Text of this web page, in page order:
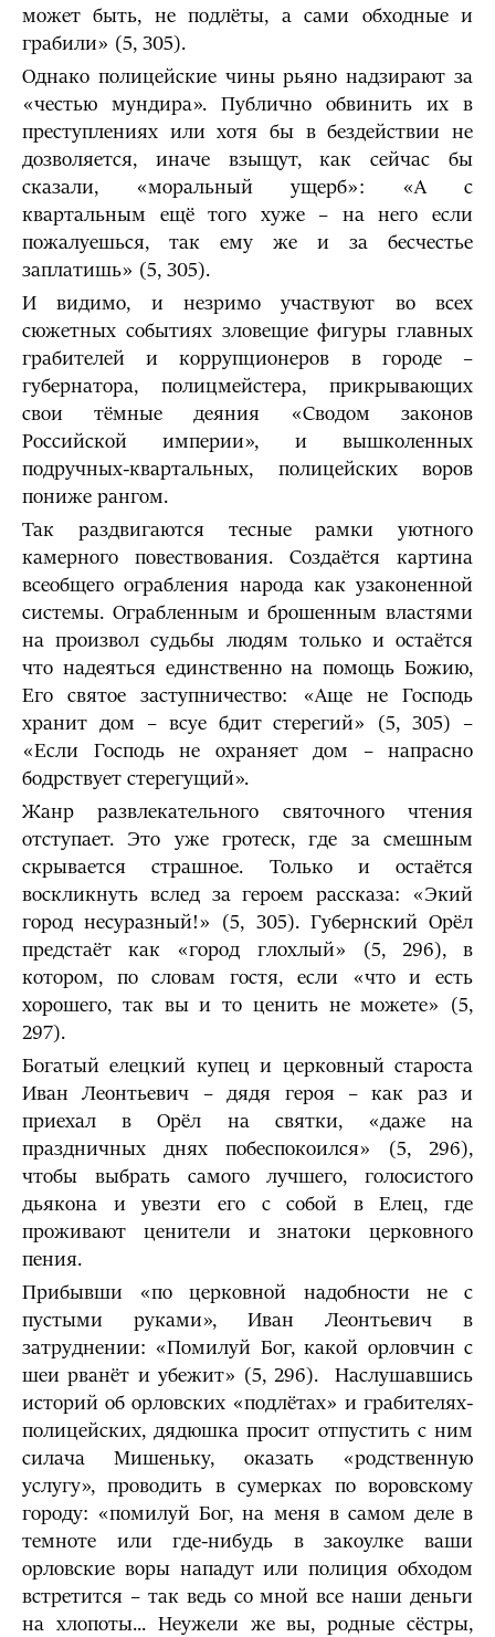
может быть, не подлёты, а сами обходные и
грабили» (5, 305).
Однако полицейские чины рьяно надзирают за
«честью мундира». Публично обвинить их в
преступлениях или хотя бы в бездействии не
дозволяется, иначе взыщут, как сейчас бы
сказали, «моральный ущерб»: «А с
квартальным ещё того хуже – на него если
пожалуешься, так ему же и за бесчестье
заплатишь» (5, 305).
И видимо, и незримо участвуют во всех
сюжетных событиях зловещие фигуры главных
грабителей и коррупционеров в городе –
губернатора, полицмейстера, прикрывающих
свои тёмные деяния «Сводом законов
Российской империи», и вышколенных
подручных-квартальных, полицейских воров
пониже рангом.
Так раздвигаются тесные рамки уютного
камерного повествования. Создаётся картина
всеобщего ограбления народа как узаконенной
системы. Ограбленным и брошенным властями
на произвол судьбы людям только и остаётся
что надеяться единственно на помощь Божию,
Его святое заступничество: «Аще не Господь
хранит дом – всуе бдит стерегий» (5, 305) –
«Если Господь не охраняет дом – напрасно
бодрствует стерегущий».
Жанр развлекательного святочного чтения
отступает. Это уже гротеск, где за смешным
скрывается страшное. Только и остаётся
воскликнуть вслед за героем рассказа: «Экий
город несуразный!» (5, 305). Губернский Орёл
предстаёт как «город глохлый» (5, 296), в
котором, по словам гостя, если «что и есть
хорошего, так вы и то ценить не можете» (5,
297).
Богатый елецкий купец и церковный староста
Иван Леонтьевич – дядя героя – как раз и
приехал в Орёл на святки, «даже на
праздничных днях побеспокоился» (5, 296),
чтобы выбрать самого лучшего, голосистого
дьякона и увезти его с собой в Елец, где
проживают ценители и знатоки церковного
пения.
Прибывши «по церковной надобности не с
пустыми руками», Иван Леонтьевич в
затруднении: «Помилуй Бог, какой орловчин с
шеи рванёт и убежит» (5, 296). Наслушавшись
историй об орловских «подлётах» и грабителях-
полицейских, дядюшка просит отпустить с ним
силача Мишеньку, оказать «родственную
услугу», проводить в сумерках по воровскому
городу: «помилуй Бог, на меня в самом деле в
темноте или где-нибудь в закоулке ваши
орловские воры нападут или полиция обходом
встретится – так ведь со мной все наши деньги
на хлопоты... Неужели же вы, родные сёстры,